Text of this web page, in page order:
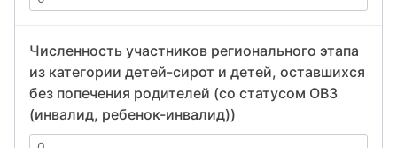
Численность участников регионального этапа
из категории детей-сирот и детей, оставшихся
без попечения родителей (со статусом ОВЗ
(инвалид, ребенок-инвалид))